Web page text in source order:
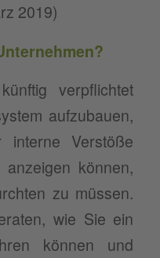
2019)
verpflichtet
aufzubauen,
interne Verstöße
können,
zu müssen.
wie Sie ein
können und